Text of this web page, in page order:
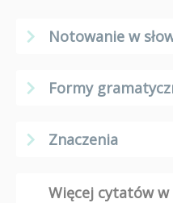
Notowanie w
Formy
Znaczenia
Więcej cytatów